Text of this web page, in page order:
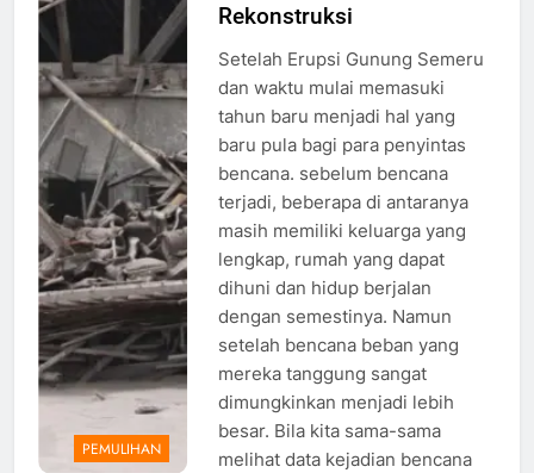
erupsi
Gunung
Semeru,
Sumber:
tirto.id
PEMULIHAN
Rekonstruksi
Setelah Erupsi Gunung Semeru
dan waktu mulai memasuki
tahun baru menjadi hal yang
baru pula bagi para penyintas
bencana. sebelum bencana
terjadi, beberapa di antaranya
masih memiliki keluarga yang
lengkap, rumah yang dapat
dihuni dan hidup berjalan
dengan semestinya. Namun
setelah bencana beban yang
mereka tanggung sangat
dimungkinkan menjadi lebih
besar. Bila kita sama-sama
melihat data kejadian bencana